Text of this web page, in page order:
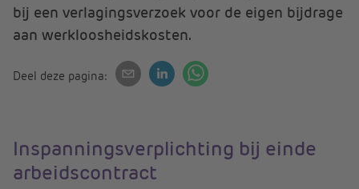
bij een verlagingsverzoek voor de eigen bijdrage
aan werkloosheidskosten.
Deel deze pagina:
Inspanningsverplichting bij einde
arbeidscontract